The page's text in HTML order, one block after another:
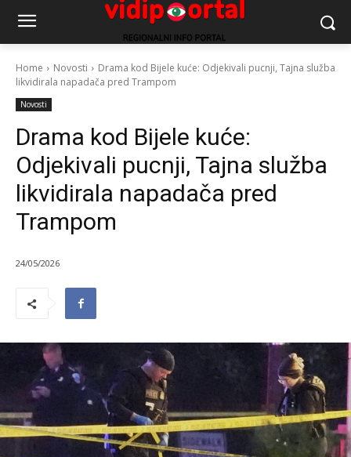
Home Novosti
Drama kod Bijele kuće: Odjekivali pucnji, Tajna služba
likvidirala napadača pred Trampom
Novosti
Drama kod Bijele kuće:
Odjekivali pucnji, Tajna služba
likvidirala napadača pred
Trampom
24/05/2026